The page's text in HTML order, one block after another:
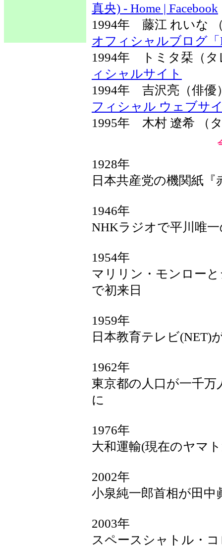
真央) - Home | Facebook
1994年 藤江 れい
オフィシャルブログ「
1994年 トミタ栞
ィシャルサイト
1994年 吉沢亮（
フィシャル ウェブサ
1995年 木村 遼希 （
1928年
日本共産党の機関紙『
1946年
NHKラジオで平川唯
1954年
マリリン・モンロー
で初来日
1959年
日本教育テレビ(NET)
1962年
東京都の人口が一千万
に
1976年
大和運輸(現在のヤマ
2002年
小泉純一郎首相が田中
2003年
スペースシャトル・